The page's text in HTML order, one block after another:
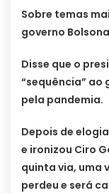
Sobre temas
governo
Disse que o
“sequência” ao
pela pandemia.
Depois de
e ironizou Ciro
quinta via, uma
perdeu e será